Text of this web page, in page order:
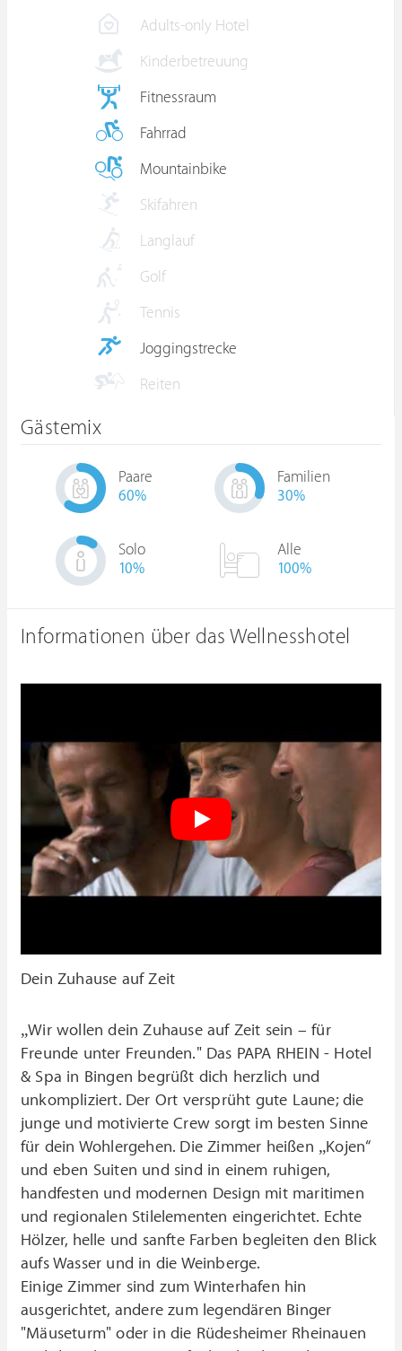
Adults-only Hotel
Kinderbetreuung
Fitnessraum
Fahrrad
Mountainbike
Skifahren
Langlauf
Golf
Tennis
Joggingstrecke
Reiten
Gästemix
Paare
60%
Familien
30%
Solo
10%
Alle
100%
Informationen über das Wellnesshotel
Dein Zuhause auf Zeit
„Wir wollen dein Zuhause auf Zeit sein – für
Freunde unter Freunden." Das PAPA RHEIN - Hotel
& Spa in Bingen begrüßt dich herzlich und
unkompliziert. Der Ort versprüht gute Laune; die
junge und motivierte Crew sorgt im besten Sinne
für dein Wohlergehen. Die Zimmer heißen „Kojen“
und eben Suiten und sind in einem ruhigen,
handfesten und modernen Design mit maritimen
und regionalen Stilelementen eingerichtet. Echte
Hölzer, helle und sanfte Farben begleiten den Blick
aufs Wasser und in die Weinberge.
Einige Zimmer sind zum Winterhafen hin
ausgerichtet, andere zum legendären Binger
"Mäuseturm" oder in die Rüdesheimer Rheinauen